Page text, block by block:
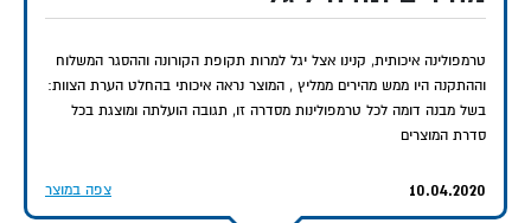
טרמפולינה איכותית, קנינו אצל יגל למרות תקופת הקורונה וההסגר המשלוח
וההתקנה היו ממש מהירים ממליץ , המוצר נראה איכותי בהחלט הערת הצוות:
בשל מבנה דומה לכל טרמפולינות מסדרה זו, תגובה הועלתה ומוצגת בכל
סדרת המוצרים
10.04.2020 צפה במוצר